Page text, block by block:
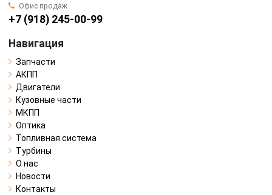
Офис продаж
+7 (918) 245-00-99
Навигация
Запчасти
АКПП
Двигатели
Кузовные части
МКПП
Оптика
Топливная система
Турбины
О нас
Новости
Контакты